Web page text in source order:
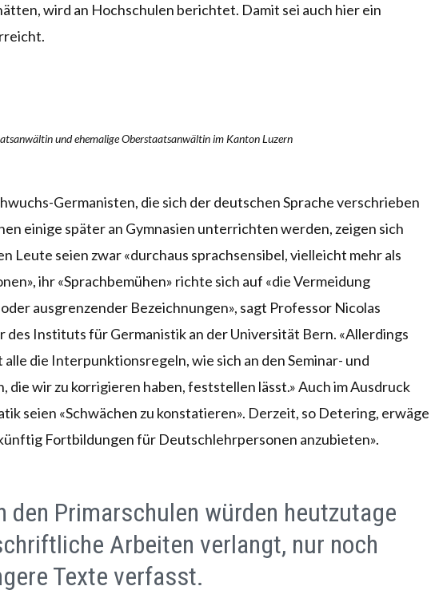
wird an Hochschulen berichtet. Damit sei auch hier ein
und ehemalige Oberstaatsanwältin im Kanton Luzern
Germanisten, die sich der deutschen Sprache verschrieben
einige später an Gymnasien unterrichten werden, zeigen sich
Leute seien zwar «durchaus sprachsensibel, vielleicht mehr als
ihr «Sprachbemühen» richte sich auf «die Vermeidung
ausgrenzender Bezeichnungen», sagt Professor Nicolas
Instituts für Germanistik an der Universität Bern. «Allerdings
die Interpunktionsregeln, wie sich an den Seminar- und
die wir zu korrigieren haben, feststellen lässt.» Auch im Ausdruck
seien «Schwächen zu konstatieren». Derzeit, so Detering, erwäge
Fortbildungen für Deutschlehrpersonen anzubieten».
den Primarschulen würden heutzutage
Arbeiten verlangt, nur noch
Texte verfasst.